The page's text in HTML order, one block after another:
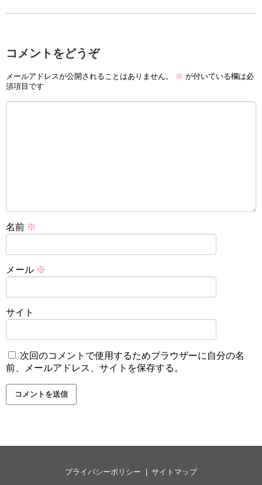
コメントをどうぞ
メールアドレスが公開されることはありません。 ※ が付いている欄は必
須項目です
名前 ※
メール ※
サイト
次回のコメントで使用するためブラウザーに自分の名
前、メールアドレス、サイトを保存する。
プライバシーポリシー サイトマップ